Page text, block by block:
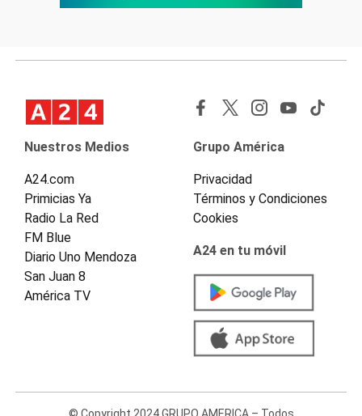
Nuestros Medios
A24.com
Primicias Ya
Radio La Red
FM Blue
Diario Uno Mendoza
San Juan 8
América TV
Grupo América
Privacidad
Términos y Condiciones
Cookies
A24 en tu móvil